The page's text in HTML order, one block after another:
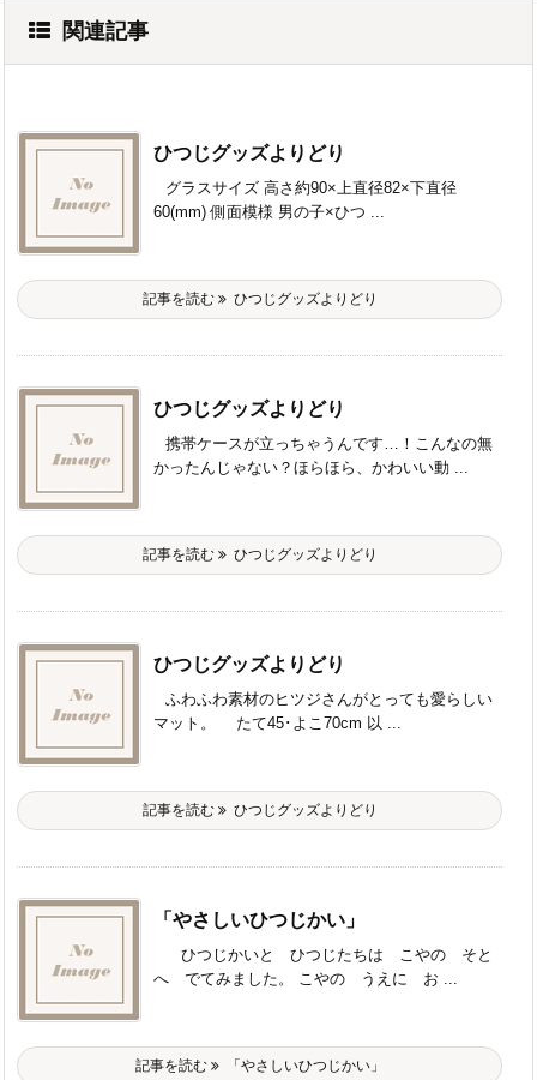
関連記事
ひつじグッズよりどり
グラスサイズ 高さ約90×上直径82×下直径
60(mm) 側面模様 男の子×ひつ ...
記事を読む ひつじグッズよりどり
ひつじグッズよりどり
携帯ケースが立っちゃうんです…！こんなの無
かったんじゃない？ほらほら、かわいい動 ...
記事を読む ひつじグッズよりどり
ひつじグッズよりどり
ふわふわ素材のヒツジさんがとっても愛らしい
マット。 たて45･よこ70cm 以 ...
記事を読む ひつじグッズよりどり
「やさしいひつじかい」
ひつじかいと ひつじたちは こやの そと
へ でてみました。 こやの うえに お ...
記事を読む 「やさしいひつじかい」